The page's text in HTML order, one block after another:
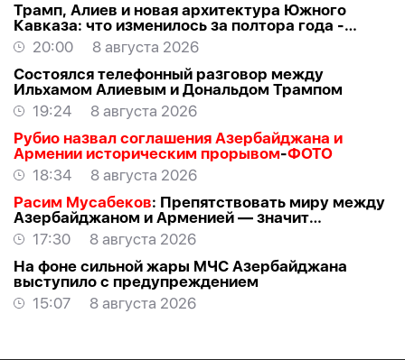
Трамп, Алиев и новая архитектура Южного
Кавказа: что изменилось за полтора года -
ВЗГЛЯД
20:00
8 августа 2026
Состоялся телефонный разговор между
Ильхамом Алиевым и Дональдом Трампом
19:24
8 августа 2026
Рубио назвал соглашения Азербайджана и
Армении историческим прорывом-ФОТО
18:34
8 августа 2026
Расим Мусабеков: Препятствовать миру между
Азербайджаном и Арменией — значит
создавать проблемы самим себе -
17:30
8 августа 2026
На фоне сильной жары МЧС Азербайджана
выступило с предупреждением
15:07
8 августа 2026